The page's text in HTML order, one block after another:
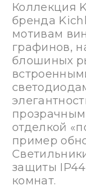
Коллекция
бренда
мотивам
графинов,
блошиных
отделкой
пример
защиты
комнат.